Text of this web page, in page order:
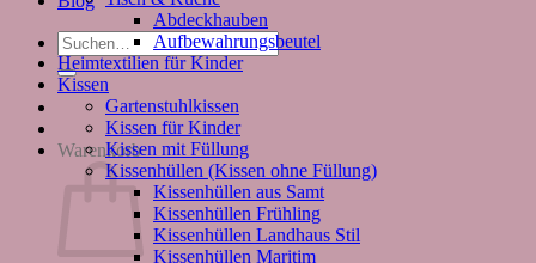
Suchen
nach:
Warenkorb
Abdeckhauben
Aufbewahrungsbeutel
Heimtextilien für Kinder
Kissen
Gartenstuhlkissen
Kissen für Kinder
Kissen mit Füllung
Kissenhüllen (Kissen ohne Füllung)
Kissenhüllen aus Samt
Kissenhüllen Frühling
Kissenhüllen Landhaus Stil
Kissenhüllen Maritim